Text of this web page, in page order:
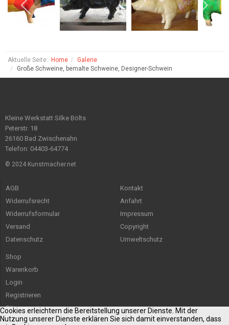
Aktuelle Seite: Home
Galerie
Große Schweine, bemalte Schweine, Designer-Schwein
Kleine Werkstatt Silke Bölts
Peterstr. 18
26160 Bad Zwischenahn
Telefon: 04403-64774
© 2024 Kunstmacher.net
AGB
Widerrufsrecht
Widerrufsformular
Versand
Datenschutz
Kontakt
Anfahrt
Impressum
Copyright
Umweltschutz
Shop
Warenkorb
Login
Registrieren
Sitemap
Cookies erleichtern die Bereitstellung unserer Dienste. Mit der
Nutzung unserer Dienste erklären Sie sich damit einverstanden, dass